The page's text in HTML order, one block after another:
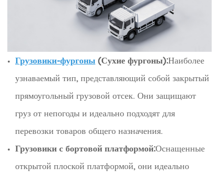
Грузовики-фургоны (Сухие фургоны):Наиболее
узнаваемый тип, представляющий собой закрытый
прямоугольный грузовой отсек. Они защищают
груз от непогоды и идеально подходят для
перевозки товаров общего назначения.
Грузовики с бортовой платформой:Оснащенные
открытой плоской платформой, они идеально